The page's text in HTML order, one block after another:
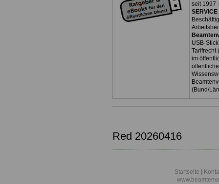
seit 1997
USB-
Tarifrecht
im
(Bund/
Red 20260416
Startseite